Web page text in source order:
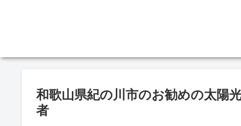
和歌山県紀の川市のお勧めの太陽
者